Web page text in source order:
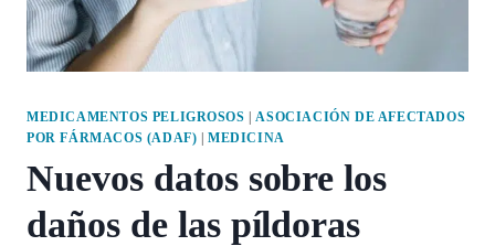
MEDICAMENTOS PELIGROSOS |ASOCIACIÓN DE AFECTADOS
POR FÁRMACOS (ADAF) |MEDICINA
Nuevos datos sobre los
daños de las píldoras